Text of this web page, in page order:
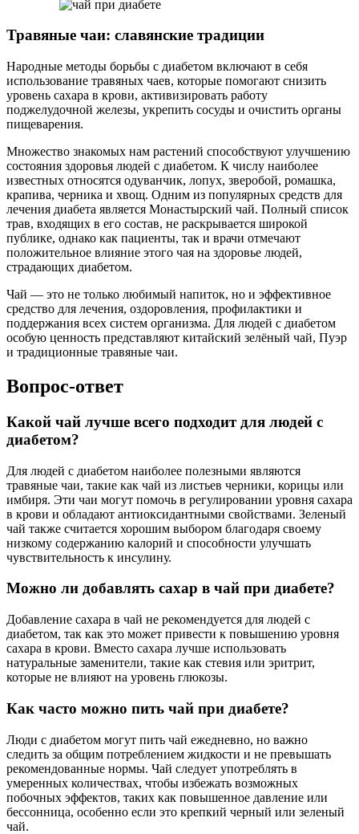
Травяные чаи: славянские традиции
Народные методы борьбы с диабетом включают в себя
использование травяных чаев, которые помогают снизить
уровень сахара в крови, активизировать работу
поджелудочной железы, укрепить сосуды и очистить органы
пищеварения.
Множество знакомых нам растений способствуют улучшению
состояния здоровья людей с диабетом. К числу наиболее
известных относятся одуванчик, лопух, зверобой, ромашка,
крапива, черника и хвощ. Одним из популярных средств для
лечения диабета является Монастырский чай. Полный список
трав, входящих в его состав, не раскрывается широкой
публике, однако как пациенты, так и врачи отмечают
положительное влияние этого чая на здоровье людей,
страдающих диабетом.
Чай — это не только любимый напиток, но и эффективное
средство для лечения, оздоровления, профилактики и
поддержания всех систем организма. Для людей с диабетом
особую ценность представляют китайский зелёный чай, Пуэр
и традиционные травяные чаи.
Вопрос-ответ
Какой чай лучше всего подходит для людей с
диабетом?
Для людей с диабетом наиболее полезными являются
травяные чаи, такие как чай из листьев черники, корицы или
имбиря. Эти чаи могут помочь в регулировании уровня сахара
в крови и обладают антиоксидантными свойствами. Зеленый
чай также считается хорошим выбором благодаря своему
низкому содержанию калорий и способности улучшать
чувствительность к инсулину.
Можно ли добавлять сахар в чай при диабете?
Добавление сахара в чай не рекомендуется для людей с
диабетом, так как это может привести к повышению уровня
сахара в крови. Вместо сахара лучше использовать
натуральные заменители, такие как стевия или эритрит,
которые не влияют на уровень глюкозы.
Как часто можно пить чай при диабете?
Люди с диабетом могут пить чай ежедневно, но важно
следить за общим потреблением жидкости и не превышать
рекомендованные нормы. Чай следует употреблять в
умеренных количествах, чтобы избежать возможных
побочных эффектов, таких как повышенное давление или
бессонница, особенно если это крепкий черный или зеленый
чай.